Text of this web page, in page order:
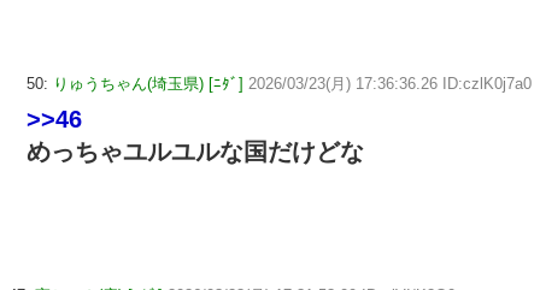
50: りゅうちゃん(埼玉県) [ﾆﾀﾞ] 2026/03/23(月) 17:36:36.26 ID:czlK0j7a0
>>46
めっちゃユルユルな国だけどな